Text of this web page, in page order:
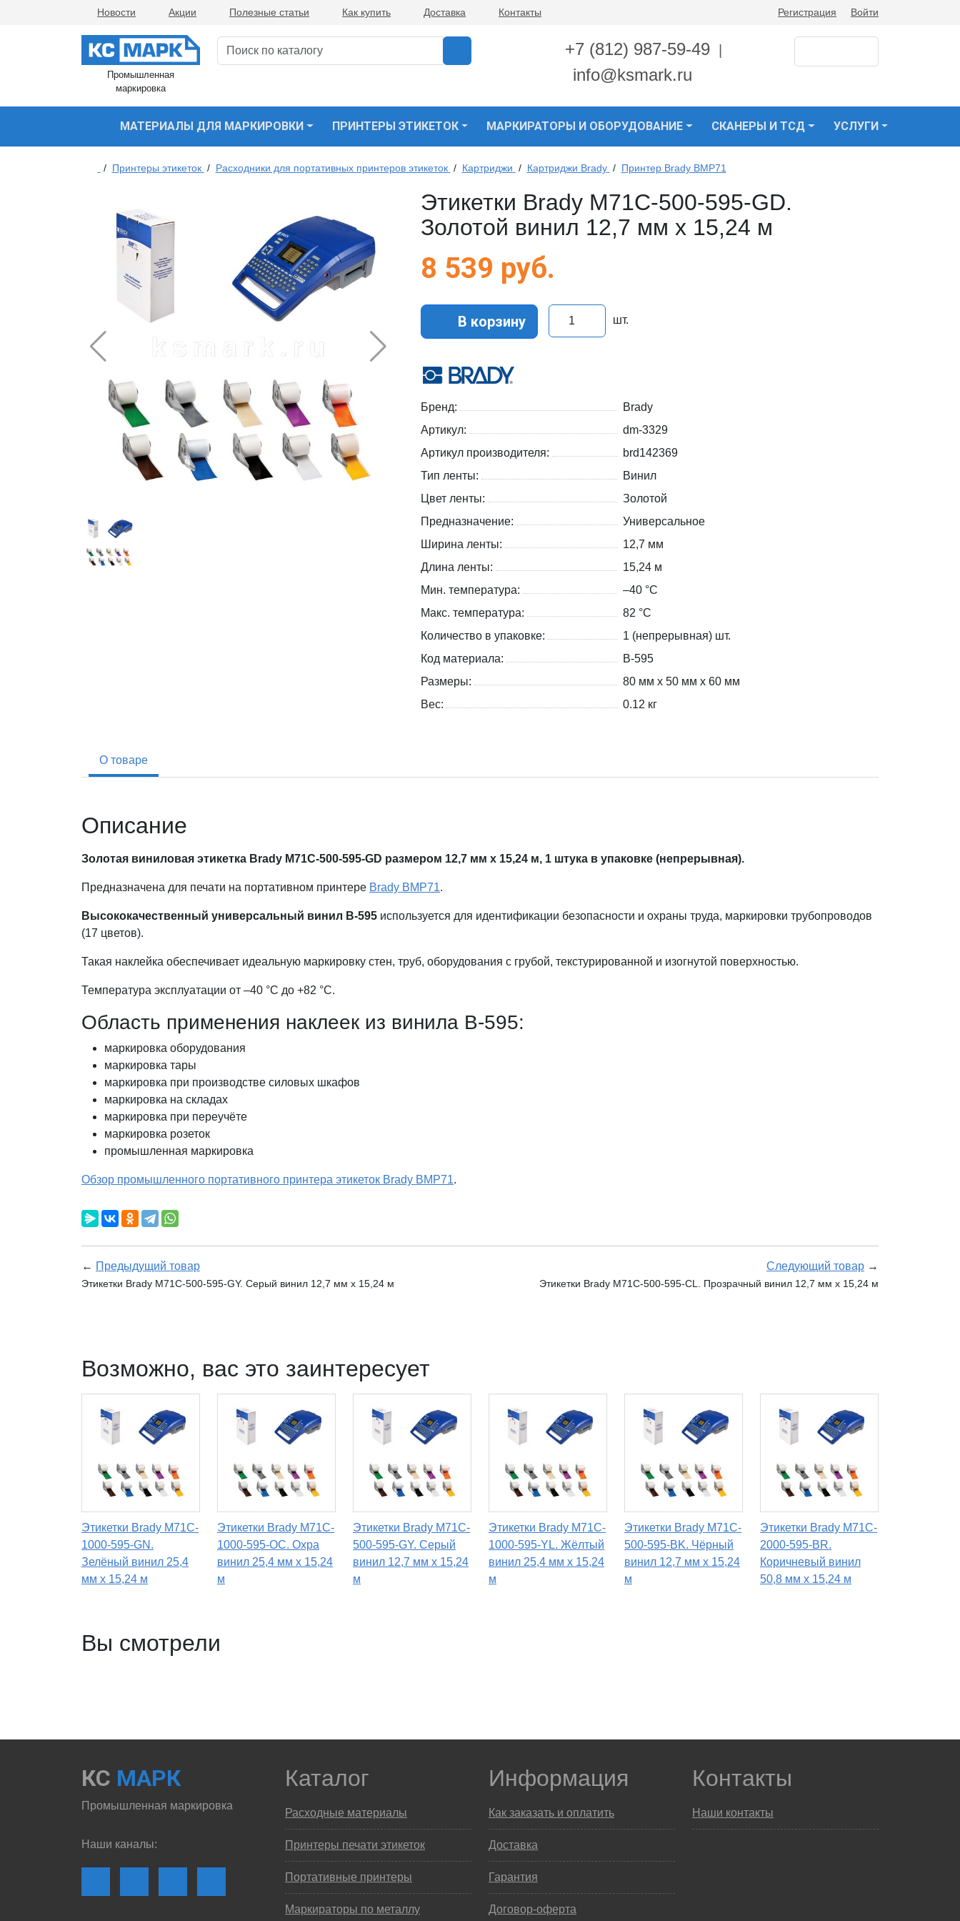
Новости Акции Полезные статьи Как купить Доставка Контакты Регистрация Войти
Промышленная
маркировка
+7 (812) 987-59-49
info@ksmark.ru
МАТЕРИАЛЫ ДЛЯ МАРКИРОВКИ ПРИНТЕРЫ ЭТИКЕТОК МАРКИРАТОРЫ И ОБОРУДОВАНИЕ СКАНЕРЫ И ТСД УСЛУГИ
/ Принтеры этикеток / Расходники для портативных принтеров этикеток / Картриджи / Картриджи Brady / Принтер Brady BMP71
Этикетки Brady M71C-500-595-GD.
Золотой винил 12,7 мм x 15,24 м
8 539 руб.
В корзину шт.
Бренд:
Brady
Артикул:
dm-3329
Артикул производителя:
brd142369
Тип ленты:
Винил
Цвет ленты:
Золотой
Предназначение:
Универсальное
Ширина ленты:
12,7 мм
Длина ленты:
15,24 м
Мин. температура:
–40 °С
Макс. температура:
82 °С
Количество в упаковке:
1 (непрерывная) шт.
Код материала:
B-595
Размеры:
80 мм x 50 мм x 60 мм
Вес:
0.12 кг
О товаре
Описание
Золотая виниловая этикетка Brady M71C-500-595-GD размером 12,7 мм x 15,24 м, 1 штука в упаковке (непрерывная).
Предназначена для печати на портативном принтере Brady BMP71.
Высококачественный универсальный винил В-595 используется для идентификации безопасности и охраны труда, маркировки трубопроводов
(17 цветов).
Такая наклейка обеспечивает идеальную маркировку стен, труб, оборудования с грубой, текстурированной и изогнутой поверхностью.
Температура эксплуатации от –40 °C до +82 °С.
Область применения наклеек из винила В-595:
маркировка оборудования
маркировка тары
маркировка при производстве силовых шкафов
маркировка на складах
маркировка при переучёте
маркировка розеток
промышленная маркировка
Обзор промышленного портативного принтера этикеток Brady BMP71.
← Предыдущий товар
Этикетки Brady M71C-500-595-GY. Серый винил 12,7 мм x 15,24 м
Следующий товар →
Этикетки Brady M71C-500-595-CL. Прозрачный винил 12,7 мм x 15,24 м
Возможно, вас это заинтересует
Этикетки Brady M71C-
1000-595-GN.
Зелёный винил 25,4
мм x 15,24 м
Этикетки Brady M71C-
1000-595-OC. Охра
винил 25,4 мм x 15,24
м
Этикетки Brady M71C-
500-595-GY. Серый
винил 12,7 мм x 15,24
м
Этикетки Brady M71C-
1000-595-YL. Жёлтый
винил 25,4 мм x 15,24
м
Этикетки Brady M71C-
500-595-BK. Чёрный
винил 12,7 мм x 15,24
м
Этикетки Brady M71C-
2000-595-BR.
Коричневый винил
50,8 мм x 15,24 м
Вы смотрели
КС МАРК
Промышленная маркировка
Наши каналы:
Каталог
Расходные материалы
Принтеры печати этикеток
Портативные принтеры
Маркираторы по металлу
Информация
Как заказать и оплатить
Доставка
Гарантия
Договор-оферта
Контакты
Наши контакты